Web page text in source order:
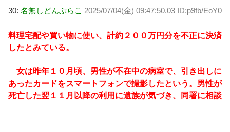
30: 名無しどんぶらこ 2025/07/04(金) 09:47:50.03 ID:p9fb/EoY0
料理宅配や買い物に使い、計約２００万円分を不正に決済
したとみている。
女は昨年１０月頃、男性が不在中の病室で、引き出しに
あったカードをスマートフォンで撮影したという。男性が
死亡した翌１１月以降の利用に遺族が気づき、同署に相談